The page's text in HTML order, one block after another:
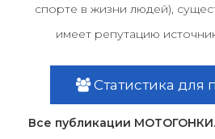
спорте в жизни людей),
имеет репутацию
Статистика для
Все публикации